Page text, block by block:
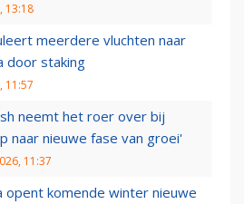
13:18
meerdere vluchten naar
door staking
11:57
neemt het roer over bij
naar nieuwe fase van groei'
11:37
opent komende winter nieuwe